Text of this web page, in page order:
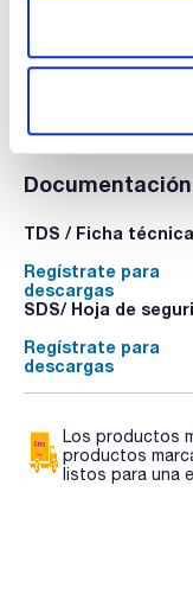
TDS / Ficha técnica
Regístrate para
descargas
SDS/ Hoja de
Regístrate para
descargas
Los productos
productos
listos para una